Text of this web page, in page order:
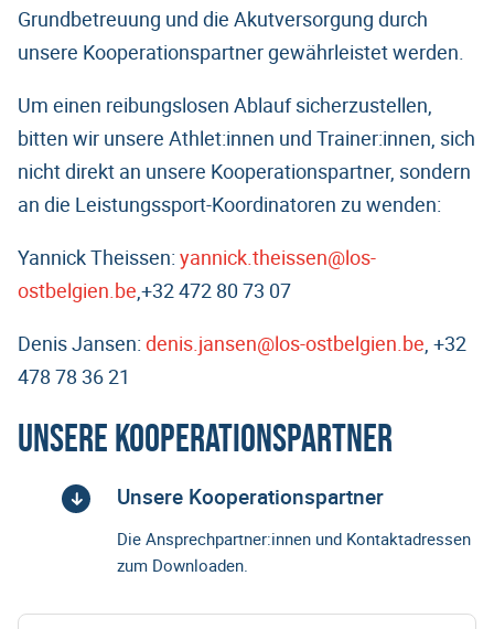
Grundbetreuung und die Akutversorgung durch
unsere Kooperationspartner gewährleistet werden.
Um einen reibungslosen Ablauf sicherzustellen,
bitten wir unsere Athlet:innen und Trainer:innen, sich
nicht direkt an unsere Kooperationspartner, sondern
an die Leistungssport-Koordinatoren zu wenden:
Yannick Theissen: yannick.theissen@los-
ostbelgien.be,+32 472 80 73 07
Denis Jansen: denis.jansen@los-ostbelgien.be, +32
478 78 36 21
Unsere Kooperationspartner
Unsere Kooperationspartner
Die Ansprechpartner:innen und Kontaktadressen
zum Downloaden.